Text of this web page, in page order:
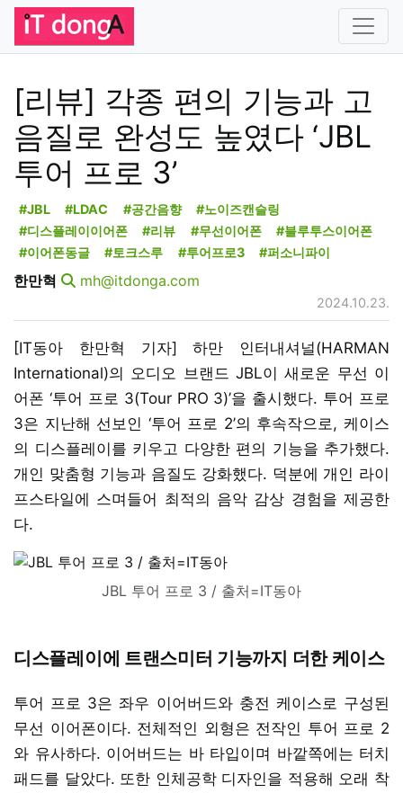
[리뷰] 각종 편의 기능과 고
음질로 완성도 높였다 ‘JBL
투어 프로 3’
#JBL #LDAC #공간음향
#노이즈캔슬링
#디스플레이이어폰
#리뷰 #무선이어폰
#블루투스이어폰
#이어폰동글
#토크스루 #투어프로3 #퍼소니파이
한만혁 mh@itdonga.com
2024.10.23.
[IT동아 한만혁 기자] 하만 인터내셔널(HARMAN
International)의 오디오 브랜드 JBL이 새로운 무선 이
어폰 ‘투어 프로 3(Tour PRO 3)’을 출시했다. 투어 프로
3은 지난해 선보인 ‘투어 프로 2’의 후속작으로, 케이스
의 디스플레이를 키우고 다양한 편의 기능을 추가했다.
개인 맞춤형 기능과 음질도 강화했다. 덕분에 개인 라이
프스타일에 스며들어 최적의 음악 감상 경험을 제공한
다.
JBL 투어 프로 3 / 출처=IT동아
디스플레이에 트랜스미터 기능까지 더한 케이스
투어 프로 3은 좌우 이어버드와 충전 케이스로 구성된
무선 이어폰이다. 전체적인 외형은 전작인 투어 프로 2
와 유사하다. 이어버드는 바 타입이며 바깥쪽에는 터치
패드를 달았다. 또한 인체공학 디자인을 적용해 오래 착